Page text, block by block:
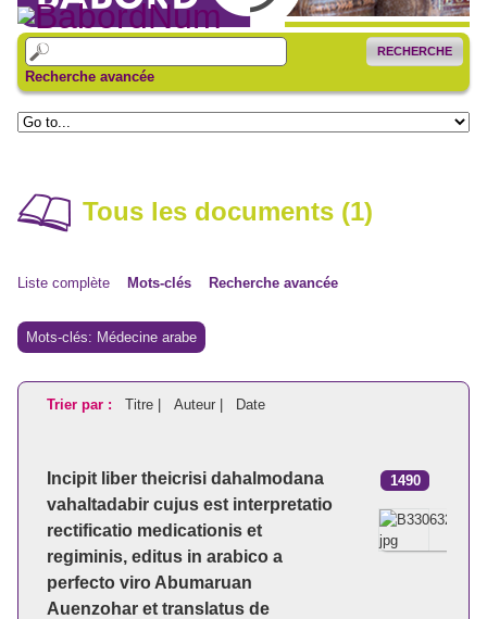
RECHERCHE
Recherche avancée
Tous les documents (1)
Liste complète Mots-clés Recherche avancée
Mots-clés: Médecine arabe
Trier par : Titre | Auteur | Date
Incipit liber theicrisi dahalmodana
vahaltadabir cujus est interpretatio
rectificatio medicationis et
regiminis, editus in arabico a
perfecto viro Abumaruan
Auenzohar et translatus de
1490